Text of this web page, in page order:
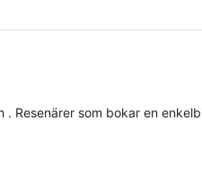
Resenärer som bokar en